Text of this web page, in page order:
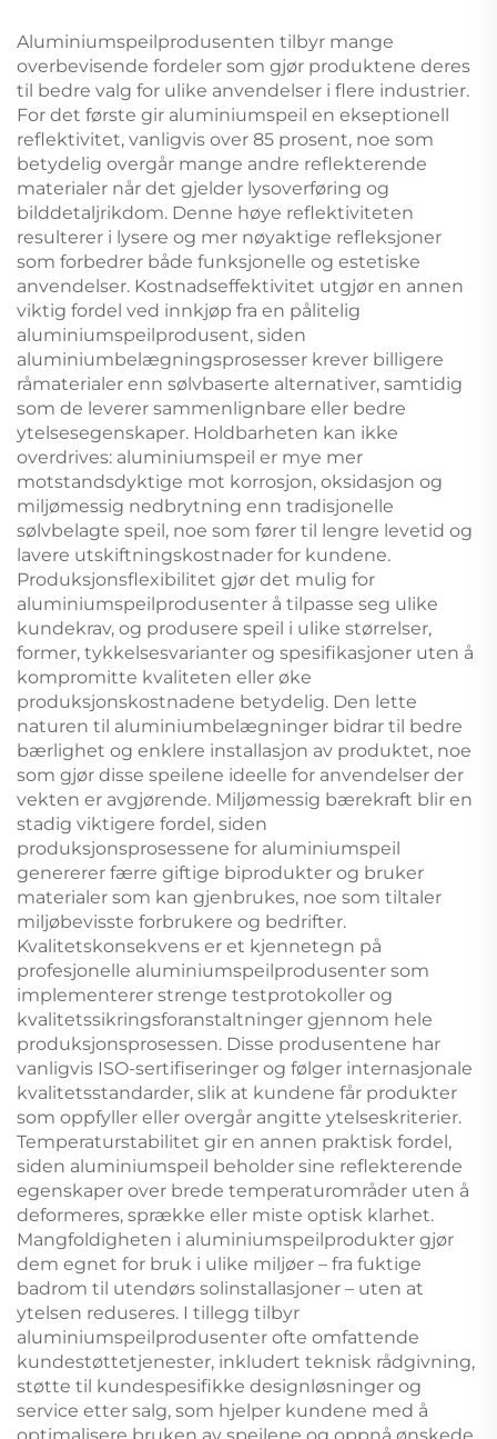
Aluminiumspeilprodusenten tilbyr mange
overbevisende fordeler som gjør produktene deres
til bedre valg for ulike anvendelser i flere industrier.
For det første gir aluminiumspeil en ekseptionell
reflektivitet, vanligvis over 85 prosent, noe som
betydelig overgår mange andre reflekterende
materialer når det gjelder lysoverføring og
bilddetaljrikdom. Denne høye reflektiviteten
resulterer i lysere og mer nøyaktige refleksjoner
som forbedrer både funksjonelle og estetiske
anvendelser. Kostnadseffektivitet utgjør en annen
viktig fordel ved innkjøp fra en pålitelig
aluminiumspeilprodusent, siden
aluminiumbelægningsprosesser krever billigere
råmaterialer enn sølvbaserte alternativer, samtidig
som de leverer sammenlignbare eller bedre
ytelsesegenskaper. Holdbarheten kan ikke
overdrives: aluminiumspeil er mye mer
motstandsdyktige mot korrosjon, oksidasjon og
miljømessig nedbrytning enn tradisjonelle
sølvbelagte speil, noe som fører til lengre levetid og
lavere utskiftningskostnader for kundene.
Produksjonsflexibilitet gjør det mulig for
aluminiumspeilprodusenter å tilpasse seg ulike
kundekrav, og produsere speil i ulike størrelser,
former, tykkelsesvarianter og spesifikasjoner uten å
kompromitte kvaliteten eller øke
produksjonskostnadene betydelig. Den lette
naturen til aluminiumbelægninger bidrar til bedre
bærlighet og enklere installasjon av produktet, noe
som gjør disse speilene ideelle for anvendelser der
vekten er avgjørende. Miljømessig bærekraft blir en
stadig viktigere fordel, siden
produksjonsprosessene for aluminiumspeil
genererer færre giftige biprodukter og bruker
materialer som kan gjenbrukes, noe som tiltaler
miljøbevisste forbrukere og bedrifter.
Kvalitetskonsekvens er et kjennetegn på
profesjonelle aluminiumspeilprodusenter som
implementerer strenge testprotokoller og
kvalitetssikringsforanstaltninger gjennom hele
produksjonsprosessen. Disse produsentene har
vanligvis ISO-sertifiseringer og følger internasjonale
kvalitetsstandarder, slik at kundene får produkter
som oppfyller eller overgår angitte ytelseskriterier.
Temperaturstabilitet gir en annen praktisk fordel,
siden aluminiumspeil beholder sine reflekterende
egenskaper over brede temperaturområder uten å
deformeres, sprække eller miste optisk klarhet.
Mangfoldigheten i aluminiumspeilprodukter gjør
dem egnet for bruk i ulike miljøer – fra fuktige
badrom til utendørs solinstallasjoner – uten at
ytelsen reduseres. I tillegg tilbyr
aluminiumspeilprodusenter ofte omfattende
kundestøttetjenester, inkludert teknisk rådgivning,
støtte til kundespesifikke designløsninger og
service etter salg, som hjelper kundene med å